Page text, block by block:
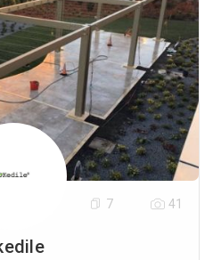
7 41